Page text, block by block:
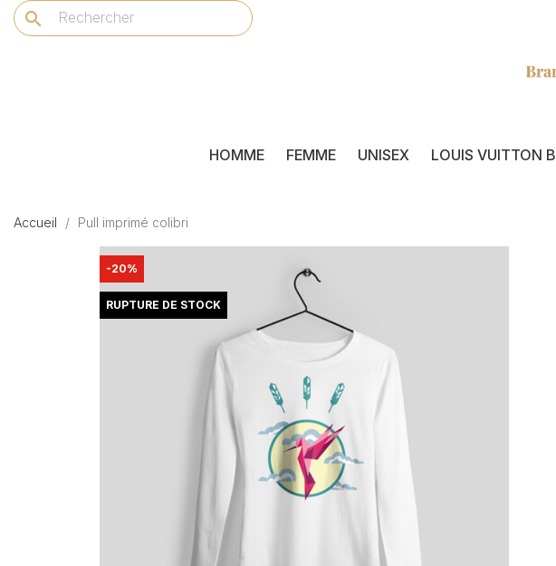
search
HOMME FEMME UNISEX LOUIS VUITTON
Accueil Pull imprimé colibri
-20%
RUPTURE DE STOCK